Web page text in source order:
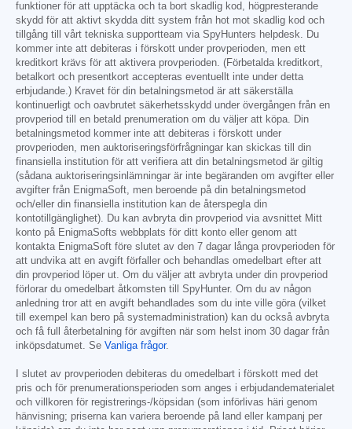
funktioner för att upptäcka och ta bort skadlig kod, högpresterande
skydd för att aktivt skydda ditt system från hot mot skadlig kod och
tillgång till vårt tekniska supportteam via SpyHunters helpdesk. Du
kommer inte att debiteras i förskott under provperioden, men ett
kreditkort krävs för att aktivera provperioden. (Förbetalda kreditkort,
betalkort och presentkort accepteras eventuellt inte under detta
erbjudande.) Kravet för din betalningsmetod är att säkerställa
kontinuerligt och oavbrutet säkerhetsskydd under övergången från en
provperiod till en betald prenumeration om du väljer att köpa. Din
betalningsmetod kommer inte att debiteras i förskott under
provperioden, men auktoriseringsförfrågningar kan skickas till din
finansiella institution för att verifiera att din betalningsmetod är giltig
(sådana auktoriseringsinlämningar är inte begäranden om avgifter eller
avgifter från EnigmaSoft, men beroende på din betalningsmetod
och/eller din finansiella institution kan de återspegla din
kontotillgänglighet). Du kan avbryta din provperiod via avsnittet Mitt
konto på EnigmaSofts webbplats för ditt konto eller genom att
kontakta EnigmaSoft före slutet av den 7 dagar långa provperioden för
att undvika att en avgift förfaller och behandlas omedelbart efter att
din provperiod löper ut. Om du väljer att avbryta under din provperiod
förlorar du omedelbart åtkomsten till SpyHunter. Om du av någon
anledning tror att en avgift behandlades som du inte ville göra (vilket
till exempel kan bero på systemadministration) kan du också avbryta
och få full återbetalning för avgiften när som helst inom 30 dagar från
inköpsdatumet. Se Vanliga frågor.
I slutet av provperioden debiteras du omedelbart i förskott med det
pris och för prenumerationsperioden som anges i erbjudandematerialet
och villkoren för registrerings-/köpsidan (som införlivas häri genom
hänvisning; priserna kan variera beroende på land eller kampanj per